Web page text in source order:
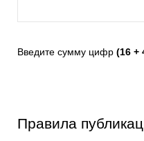
Введите сумму цифр (16 +
Правила